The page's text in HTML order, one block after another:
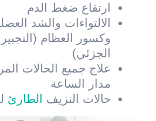
ارتفاع ضغط الدم
الالتواءات والشد
وكسور العظام (التجبير
الجزئي)
علاج جميع الحالات
مدار الساعة
حالات النزيف
الطارئ